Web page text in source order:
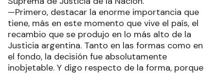
—Primero, destacar la enorme importancia que
tiene, más en este momento que vive el país, el
recambio que se produjo en lo más alto de la
Justicia argentina. Tanto en las formas como en
el fondo, la decisión fue absolutamente
inobjetable. Y digo respecto de la forma, porque